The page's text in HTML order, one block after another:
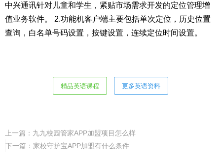
中兴通讯针对儿童和学生，紧贴市场需求开发的定位管理增
值业务软件。 2.功能机客户端主要包括单次定位，历史位置
查询，白名单号码设置，按键设置，连续定位时间设置。
精品英语课程 更多英语资料
上一篇： 九九校园管家APP加盟项目怎么样
下一篇： 家校守护宝APP加盟有什么条件